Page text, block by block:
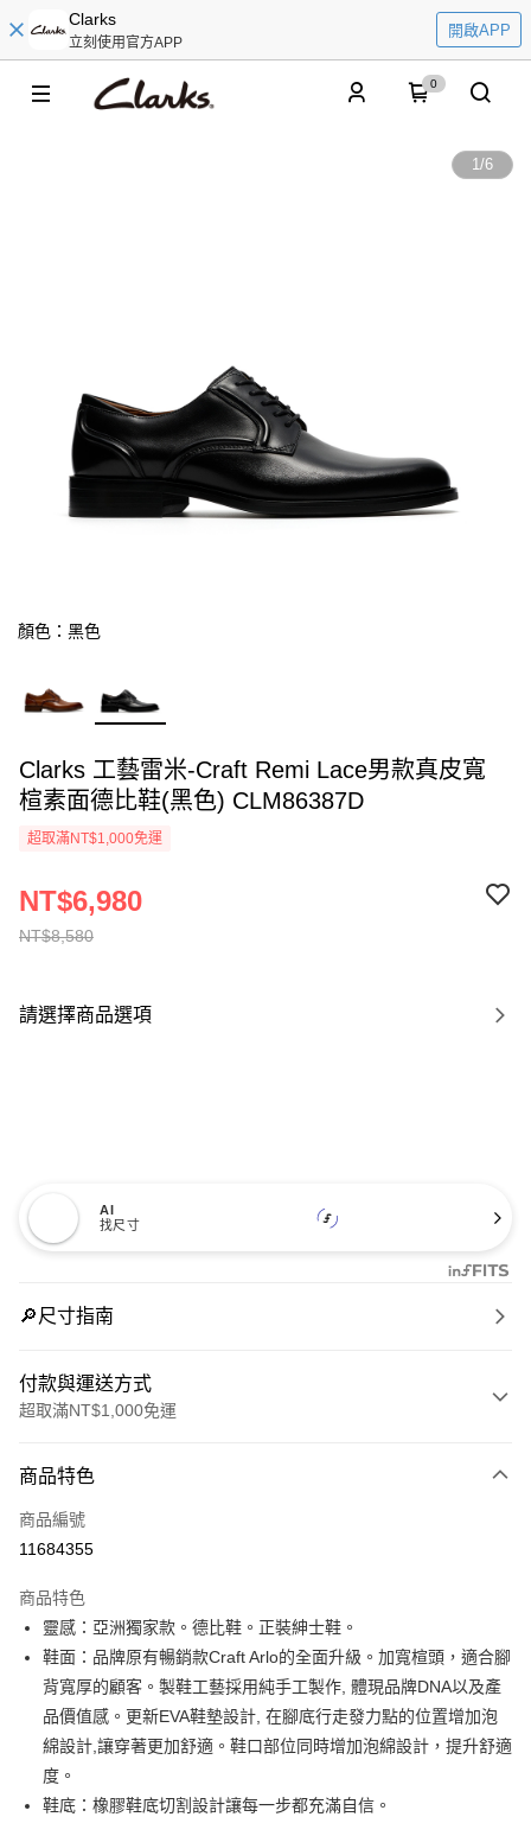
Clarks
立刻使用官方APP
開啟APP
0
1/6
顏色：黑色
Clarks 工藝雷米-Craft Remi Lace男款真皮寬
楦素面德比鞋(黑色) CLM86387D
超取滿NT$1,000免運
NT$8,580
NT$6,980
請選擇商品選項
AI
找尺寸
🔎尺寸指南
付款與運送方式
超取滿NT$1,000免運
信用卡一次付款
信用卡分期付款
合作金庫商業銀行
華南商業銀行
彰化商業銀行
上海商業儲蓄銀行
台北富邦商業銀行
國泰世華商業銀行
兆豐國際商業銀行
臺灣中小企業銀行
台中商業銀行
匯豐（台灣）商業銀行
華泰商業銀行
聯邦商業銀行
遠東國際商業銀行
元大商業銀行
玉山商業銀行
星展（台灣）商業銀行
LINE Pay
街口支付
AFTEE先享後付
相關說明
AFTEE先享後付是「在收到商品之後才付款」的支付方式。 讓您購物簡單
便利好安心！
ATM付款
商品特色
商品編號
11684355
商品特色
靈感：亞洲獨家款。德比鞋。正裝紳士鞋。
鞋面：品牌原有暢銷款Craft Arlo的全面升級。加寬楦頭，適合腳
背寬厚的顧客。製鞋工藝採用純手工製作, 體現品牌DNA以及產
品價值感。更新EVA鞋墊設計, 在腳底行走發力點的位置增加泡
綿設計,讓穿著更加舒適。鞋口部位同時增加泡綿設計，提升舒適
度。
鞋底：橡膠鞋底切割設計讓每一步都充滿自信。